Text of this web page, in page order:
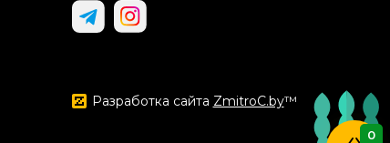
Разработка сайта ZmitroC.by™
0